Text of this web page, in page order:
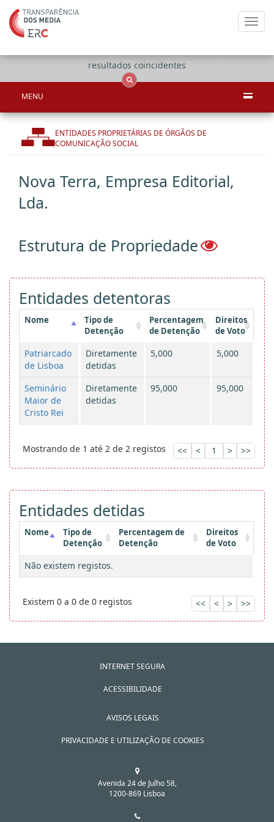
resultados coincidentes
MENU
ENTIDADES PROPRIETÁRIAS DE ÓRGÃOS DE
COMUNICAÇÃO SOCIAL
Nova Terra, Empresa Editorial,
Lda.
Estrutura de Propriedade
Entidades detentoras
Nome
Tipo de
Detenção
Percentagem
de Detenção
Direitos
de Voto
Patriarcado
de Lisboa
Diretamente
detidas
5,000 5,000
Seminário
Maior de
Cristo Rei
Diretamente
detidas
95,000 95,000
Mostrando de 1 até 2 de 2 registos << < 1 > >>
Entidades detidas
Nome
Tipo de
Detenção
Percentagem de
Detenção
Direitos
de Voto
Não existem registos.
Existem 0 a 0 de 0 registos << < > >>
INTERNET SEGURA
ACESSIBILIDADE
AVISOS LEGAIS
PRIVACIDADE E UTILIZAÇÃO DE COOKIES
Avenida 24 de Julho 58,
1200-869 Lisboa